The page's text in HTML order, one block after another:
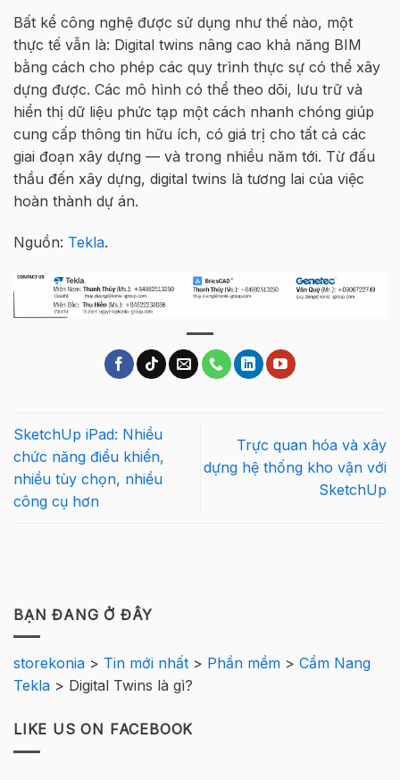
Bất kể công nghệ được sử dụng như thế nào, một
thực tế vẫn là: Digital twins nâng cao khả năng BIM
bằng cách cho phép các quy trình thực sự có thể xây
dựng được. Các mô hình có thể theo dõi, lưu trữ và
hiển thị dữ liệu phức tạp một cách nhanh chóng giúp
cung cấp thông tin hữu ích, có giá trị cho tất cả các
giai đoạn xây dựng — và trong nhiều năm tới. Từ đấu
thầu đến xây dựng, digital twins là tương lai của việc
hoàn thành dự án.
Nguồn: Tekla.
SketchUp iPad: Nhiều
chức năng điều khiển,
nhiều tùy chọn, nhiều
công cụ hơn
Trực quan hóa và xây
dựng hệ thống kho vận với
SketchUp
BẠN ĐANG Ở ĐÂY
storekonia > Tin mới nhất > Phần mềm > Cẩm Nang
Tekla > Digital Twins là gì?
LIKE US ON FACEBOOK